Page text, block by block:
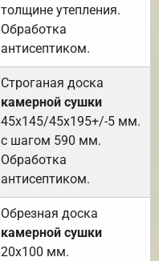
толщине утепления.
Обработка
антисептиком.
Строганая доска
камерной сушки
45х145/45х195+/-5 мм.
с шагом 590 мм.
Обработка
антисептиком.
Обрезная доска
камерной сушки
20х100 мм.